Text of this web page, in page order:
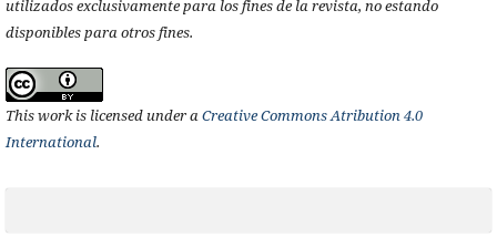
utilizados exclusivamente para los fines de la revista, no estando
disponibles para otros fines.
This work is licensed under aCreative Commons Atribution 4.0
International.